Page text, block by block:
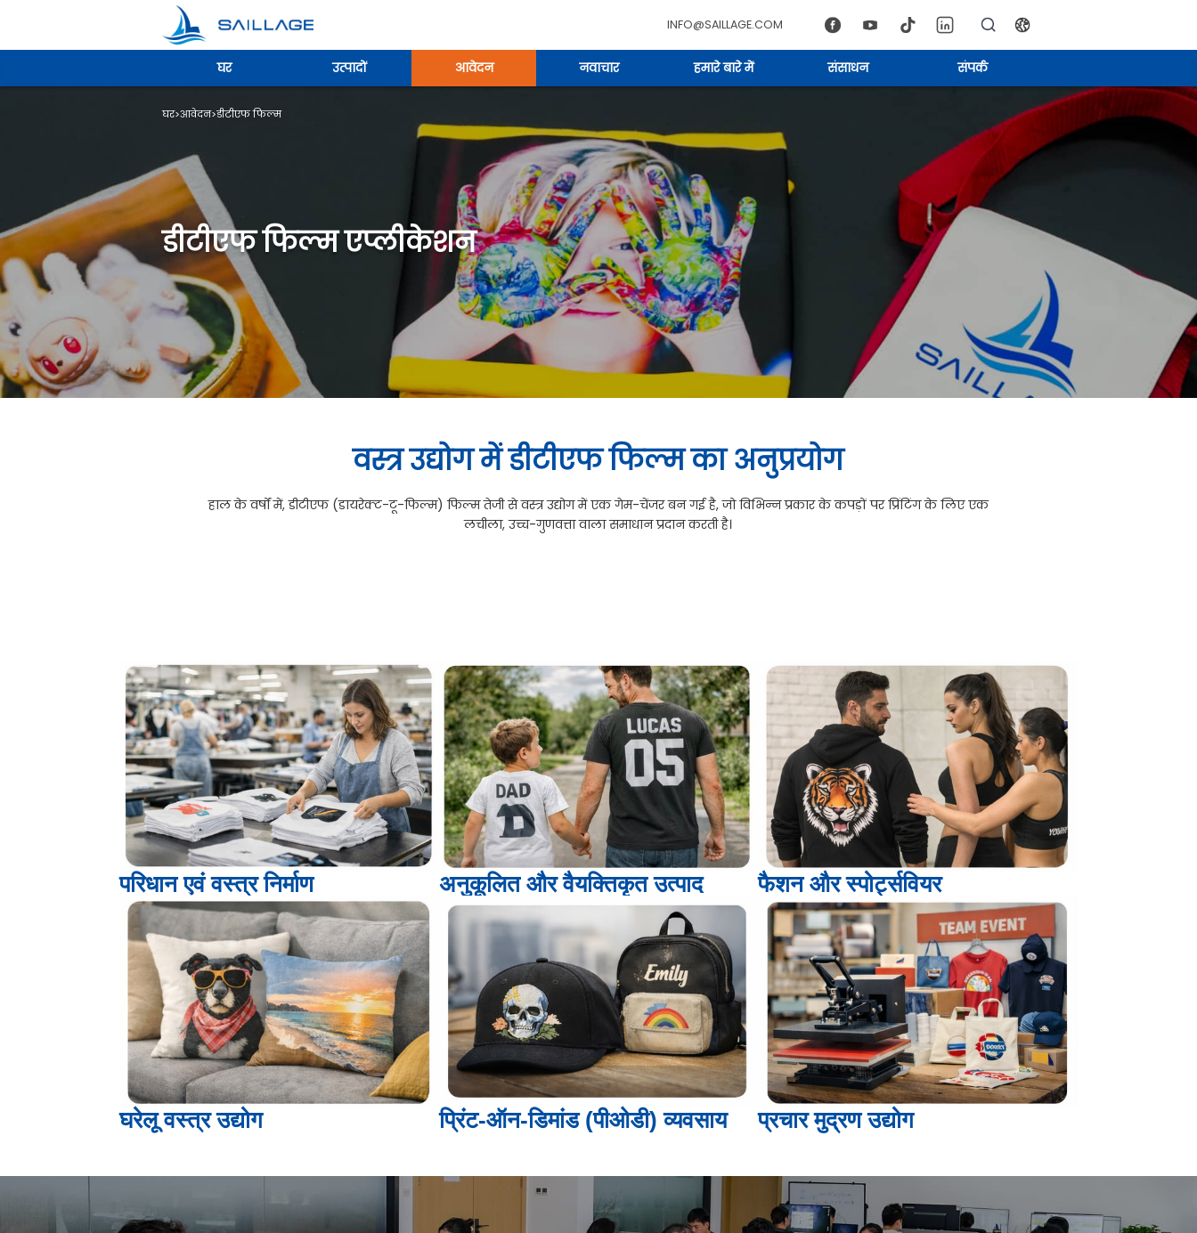
INFO@SAILLAGE.COM
घर उत्पादों आवेदन नवाचार हमारे बारे में संसाधन संपर्क
डीटीएफ फिल्म एप्लीकेशन
घर>आवेदन>डीटीएफ फिल्म
वस्त्र उद्योग में डीटीएफ फिल्म का अनुप्रयोग
हाल के वर्षों में, डीटीएफ (डायरेक्ट-टू-फिल्म) फिल्म तेजी से वस्त्र उद्योग में एक गेम-चेंजर बन गई है, जो विभिन्न प्रकार के कपड़ों पर प्रिंटिंग के लिए एक
लचीला, उच्च-गुणवत्ता वाला समाधान प्रदान करती है।
परिधान एवं वस्त्र निर्माण अनुकूलित और वैयक्तिकृत उत्पाद फैशन और स्पोर्ट्सवियर
घरेलू वस्त्र उद्योग प्रिंट-ऑन-डिमांड (पीओडी) व्यवसाय प्रचार मुद्रण उद्योग